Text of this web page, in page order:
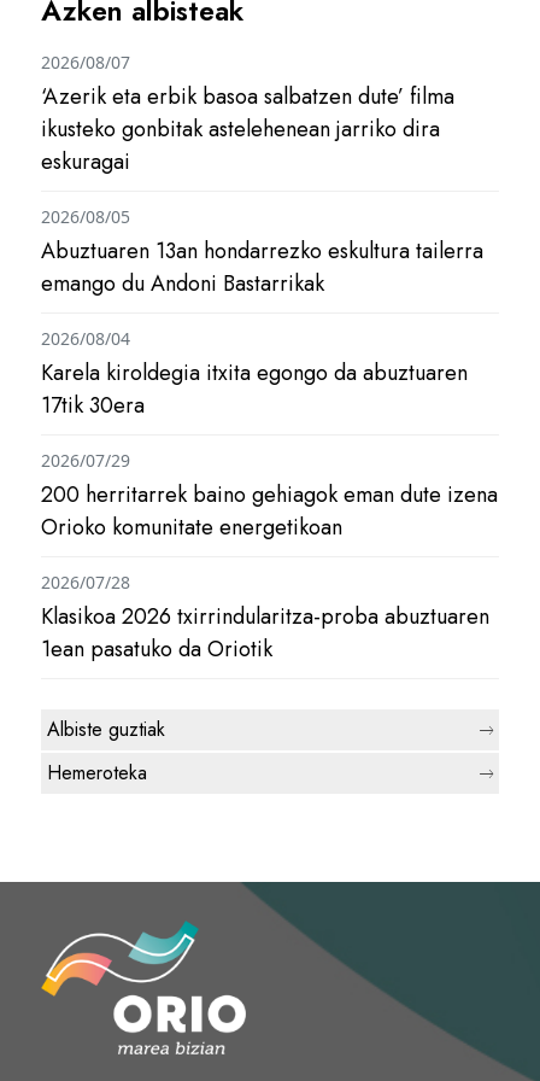
Azken albisteak
‘Azerik eta erbik basoa salbatzen dute’ filma
ikusteko gonbitak astelehenean jarriko dira
eskuragai
2026/08/07
Abuztuaren 13an hondarrezko eskultura tailerra
emango du Andoni Bastarrikak
2026/08/05
Karela kiroldegia itxita egongo da abuztuaren
17tik 30era
2026/08/04
200 herritarrek baino gehiagok eman dute izena
Orioko komunitate energetikoan
2026/07/29
Klasikoa 2026 txirrindularitza-proba abuztuaren
1ean pasatuko da Oriotik
2026/07/28
Albiste guztiak
Hemeroteka